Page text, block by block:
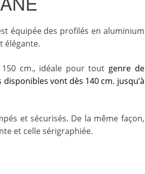
équipée des profilés en aluminium
élégante.
cm., idéale pour tout genre de
vont dès 140 cm. jusqu’à
et sécurisés. De la même façon,
et celle sérigraphiée.